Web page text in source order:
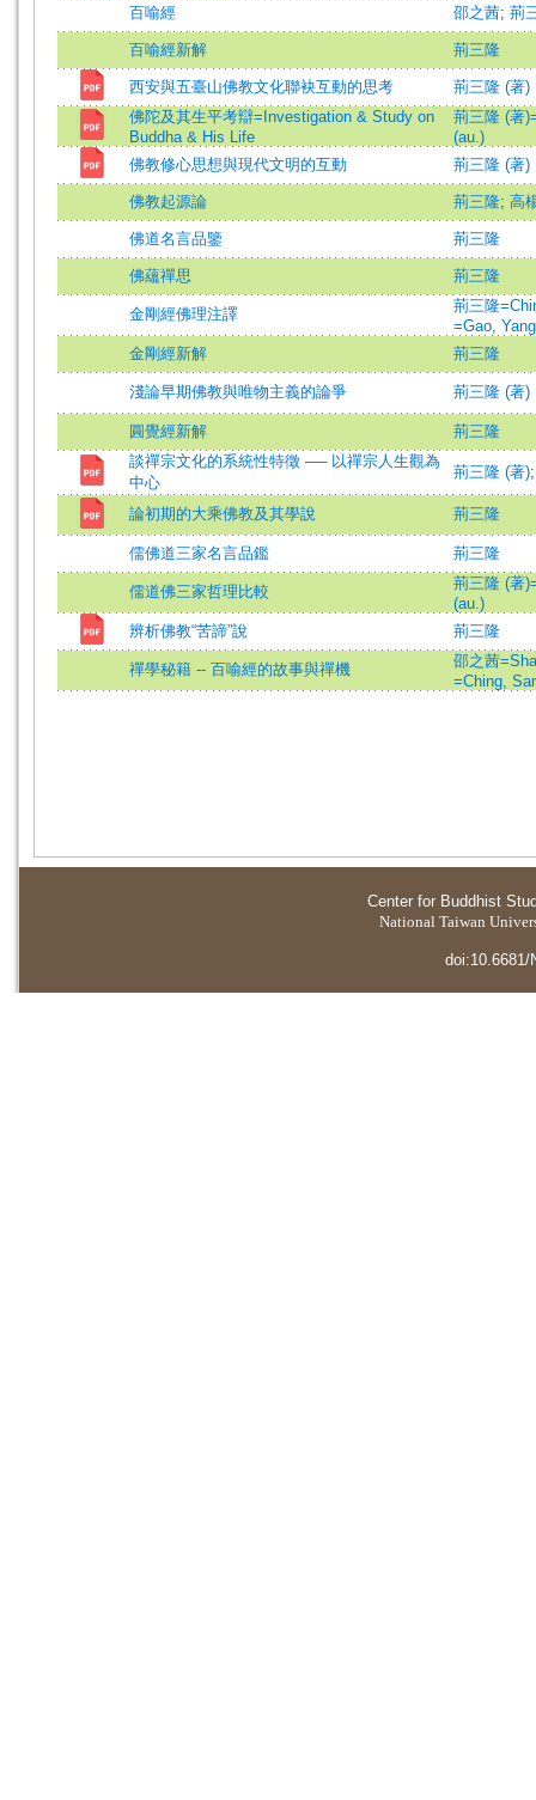
百喻經 邵之茜; 荊
百喻經新解 荊三隆
西安與五臺山佛教文化聯袂互動的思考
荊三隆 (著)
佛陀及其生平考辯=Investigation & Study on
Buddha & His Life
荊三隆 (著
(au.)
佛教修心思想與現代文明的互動
荊三隆 (著)
佛教起源論 荊三隆; 高
佛道名言品鑒 荊三隆
佛蘊禪思 荊三隆
金剛經佛理注譯
荊三隆
=Gao, Yang
金剛經新解
荊三隆
淺論早期佛教與唯物主義的論爭 荊三隆 (著)
圓覺經新解
荊三隆
談禪宗文化的系統性特徵 ── 以禪宗人生觀為
中心
荊三隆 (著)
論初期的大乘佛教及其學說 荊三隆
儒佛道三家名言品鑑 荊三隆
儒道佛三家哲理比較
荊三隆 (著
(au.)
辨析佛教“苦諦”說
荊三隆
禪學秘籍 -- 百喻經的故事與禪機
邵之茜
=Ching,
Center for Buddhist
National Taiwan
doi:10.6681/